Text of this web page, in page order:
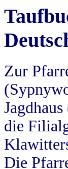
Zur
die
Die